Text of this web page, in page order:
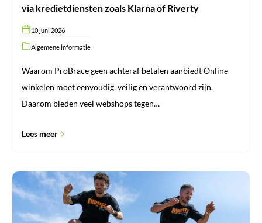
via kredietdiensten zoals Klarna of Riverty
10 juni 2026
Algemene informatie
Waarom ProBrace geen achteraf betalen aanbiedt Online
winkelen moet eenvoudig, veilig en verantwoord zijn.
Daarom bieden veel webshops tegen…
Lees meer
Jumper’s
knee:
wat
is